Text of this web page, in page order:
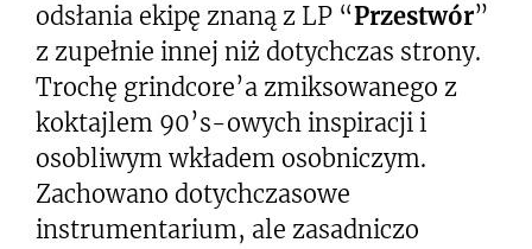
odsłania ekipę znaną z LP “Przestwór”
z zupełnie innej niż dotychczas strony.
Trochę grindcore’a zmiksowanego z
koktajlem 90’s-owych inspiracji i
osobliwym wkładem osobniczym.
Zachowano dotychczasowe
instrumentarium, ale zasadniczo